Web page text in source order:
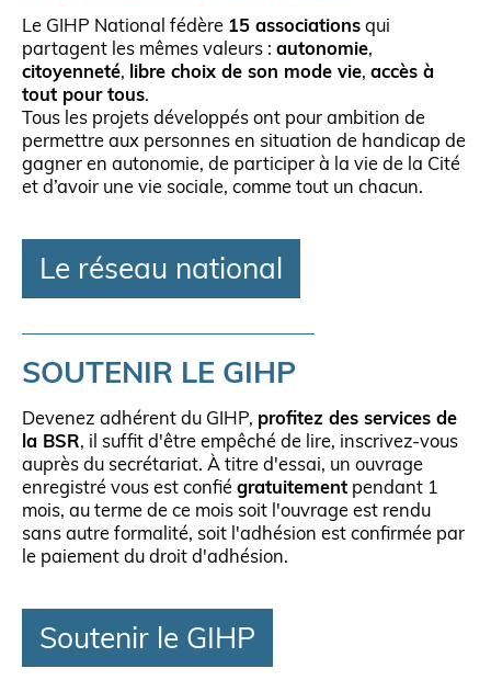
Le GIHP National fédère 15 associations qui
partagent les mêmes valeurs : autonomie,
citoyenneté, libre choix de son mode vie, accès à
tout pour tous.
Tous les projets développés ont pour ambition de
permettre aux personnes en situation de handicap de
gagner en autonomie, de participer à la vie de la Cité
et d’avoir une vie sociale, comme tout un chacun.
Le réseau national
SOUTENIR LE GIHP
Devenez adhérent du GIHP, profitez des services de
la BSR, il suffit d'être empêché de lire, inscrivez-vous
auprès du secrétariat. À titre d'essai, un ouvrage
enregistré vous est confié gratuitement pendant 1
mois, au terme de ce mois soit l'ouvrage est rendu
sans autre formalité, soit l'adhésion est confirmée par
le paiement du droit d'adhésion.
Soutenir le GIHP